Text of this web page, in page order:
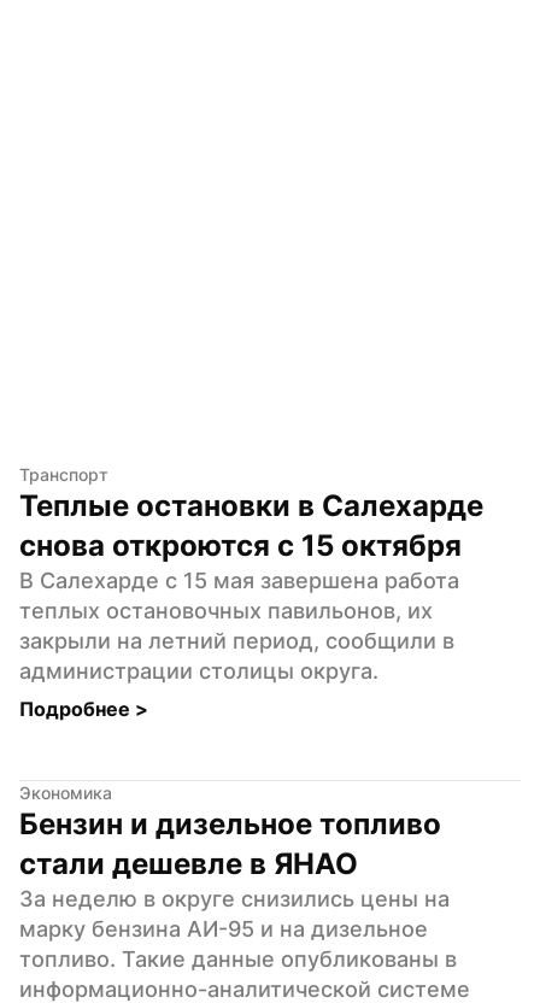
Транспорт
Теплые остановки в Салехарде
снова откроются с 15 октября
В Салехарде с 15 мая завершена работа
теплых остановочных павильонов, их
закрыли на летний период, сообщили в
администрации столицы округа.
Подробнее >
Экономика
Бензин и дизельное топливо
стали дешевле в ЯНАО
За неделю в округе снизились цены на
марку бензина АИ-95 и на дизельное
топливо. Такие данные опубликованы в
информационно-аналитической системе